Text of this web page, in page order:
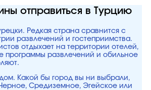
отправиться в Турцию
Редкая страна сравнится с
развлечений и гостеприимства.
отдыхает на территории отелей,
программы развлечений и обильное
Какой бы город вы ни выбрали,
Средиземное, Эгейское или